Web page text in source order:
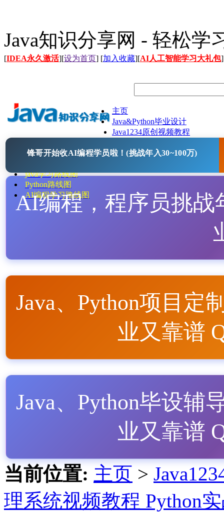
Java知识分享网 - 轻松学
[IDEA永久激活][设为首页] [加入收藏][AI人工智能学习大礼包]
主页
Java&Python毕业设计
Java1234原创视频教程
Java开源项目
java学习路线图
Python路线图
AI编程学习路线图
锋哥开始收AI编程学员啦！(挑战年入30~100万)
AI编程，程序员挑战
Java、Python项目定
业又靠谱
Java、Python毕设辅
业又靠谱
当前位置: 主页 >
理系统视频教程 Python